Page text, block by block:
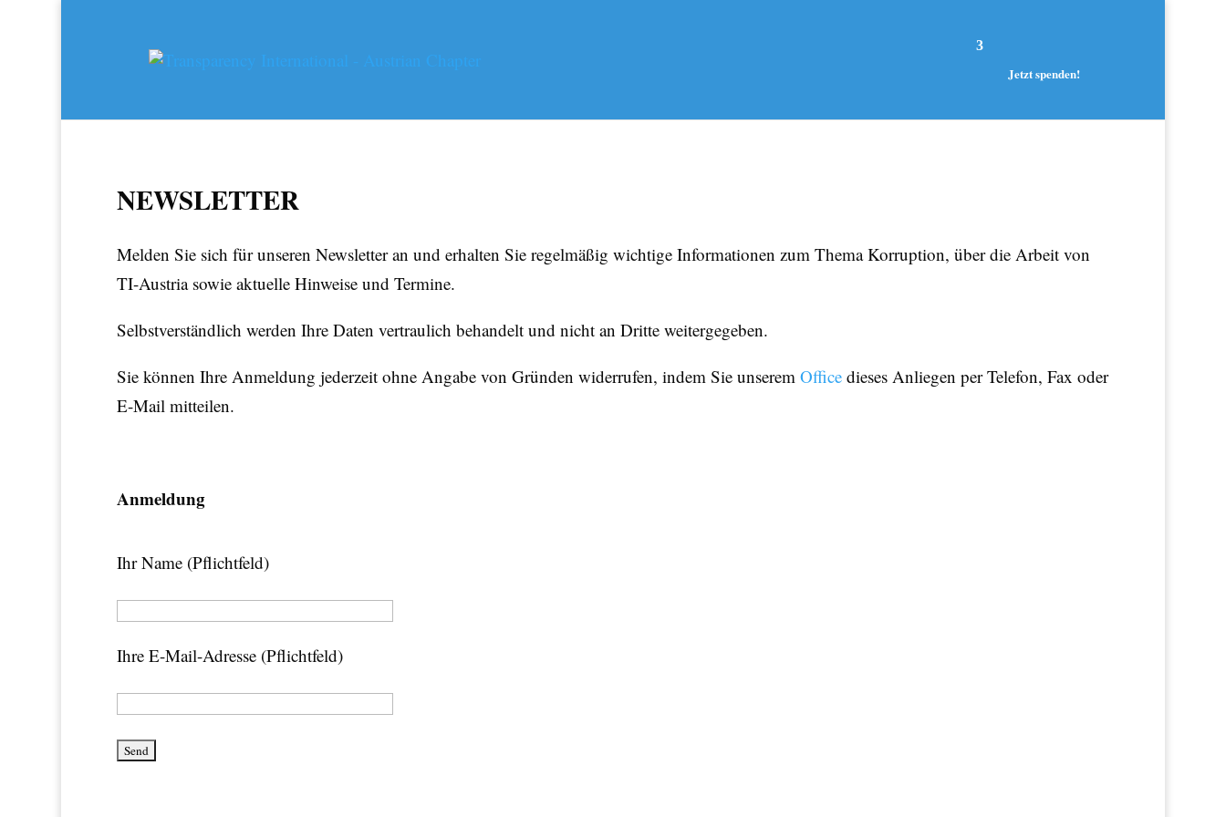
Jetzt spenden!
NEWSLETTER
Melden Sie sich für unseren Newsletter an und erhalten Sie regelmäßig wichtige Informationen zum Thema Korruption, über die Arbeit von
TI-Austria sowie aktuelle Hinweise und Termine.
Selbstverständlich werden Ihre Daten vertraulich behandelt und nicht an Dritte weitergegeben.
Sie können Ihre Anmeldung jederzeit ohne Angabe von Gründen widerrufen, indem Sie unserem Officedieses Anliegen per Telefon, Fax oder
E-Mail mitteilen.
Anmeldung
Ihr Name (Pflichtfeld)
Ihre E-Mail-Adresse (Pflichtfeld)